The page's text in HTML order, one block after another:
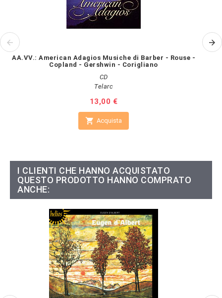
AA.VV.: American Adagios Musiche di Barber - Rouse -
Copland - Gershwin - Corigliano
CD
Telarc
Prezzo
13,00 €
 Acquista
I CLIENTI CHE HANNO ACQUISTATO
QUESTO PRODOTTO HANNO COMPRATO
ANCHE: